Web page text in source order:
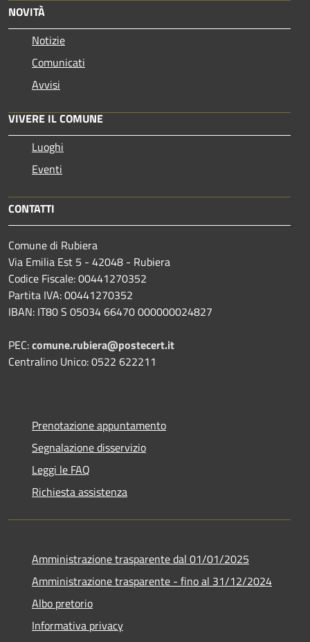
NOVITÀ
Notizie
Comunicati
Avvisi
VIVERE IL COMUNE
Luoghi
Eventi
CONTATTI
Comune di Rubiera
Via Emilia Est 5 - 42048 - Rubiera
Codice Fiscale: 00441270352
Partita IVA: 00441270352
IBAN: IT80 S 05034 66470 000000024827
PEC:comune.rubiera@postecert.it
Centralino Unico: 0522 622211
Prenotazione appuntamento
Segnalazione disservizio
Leggi le FAQ
Richiesta assistenza
Amministrazione trasparente dal 01/01/2025
Amministrazione trasparente - fino al 31/12/2024
Albo pretorio
Informativa privacy